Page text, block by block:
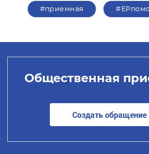
#приемная
Общественная
Создать обращение